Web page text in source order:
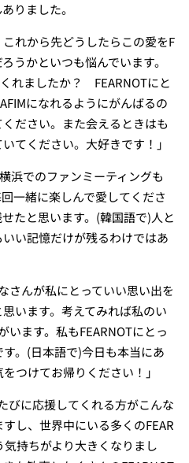
りました。
れから先どうしたらこの愛をF
うかといつも悩んでいます。
れましたか？ FEARNOTにと
になれるようにがんばるの
ださい。また会えるときはも
てください。大好きです！」
浜でのファンミーティングも
一緒に楽しんで愛してくださ
たと思います。(韓国語で)人と
い記憶だけが残るわけではあ
さんが私にとっていい思い出を
います。考えてみれば私のい
います。私もFEARNOTにとっ
。(日本語で)今日も本当にあ
つけてお帰りください！」
びに応援してくれる方がこんな
し、世界中にいる多くのFEAR
持ちがより大きくなりまし